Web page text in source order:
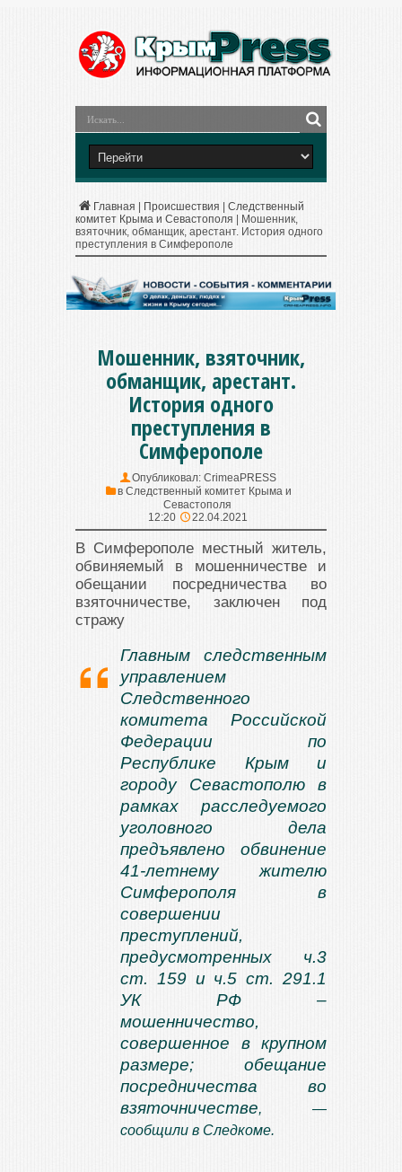
Главная Происшествия
Следственный
комитет Крыма и Севастополя
Мошенник,
взяточник, обманщик, арестант. История одного
преступления в Симферополе
Мошенник, взяточник,
обманщик, арестант.
История одного
преступления в
Симферополе
Опубликовал: CrimeaPRESS
в Следственный комитет Крыма и
Севастополя
12:20
22.04.2021
В Симферополе местный житель,
обвиняемый в мошенничестве и
обещании посредничества во
взяточничестве, заключен под
стражу
Главным следственным
управлением
Следственного
комитета Российской
Федерации по
Республике Крым и
городу Севастополю в
рамках расследуемого
уголовного дела
предъявлено обвинение
41-летнему жителю
Симферополя в
совершении
преступлений,
предусмотренных ч.3
ст. 159 и ч.5 ст. 291.1
УК РФ –
мошенничество,
совершенное в крупном
размере; обещание
посредничества во
взяточничестве, —
сообщили в Следкоме.